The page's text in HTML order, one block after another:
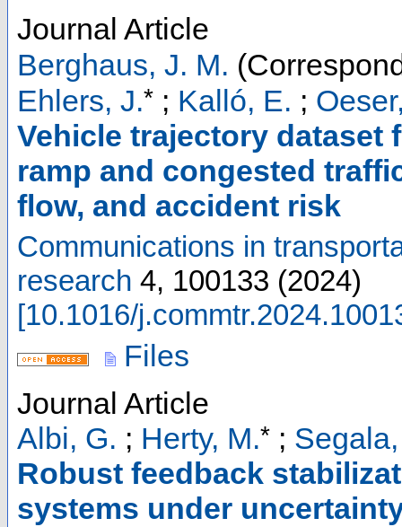
Journal Article
Berghaus, J. M.
Ehlers, J.* ; Kalló, E. ;
Vehicle trajectory
ramp and congested
flow, and accident risk
Communications in
research 4, 100133 (2024)
[10.1016/
Files
Journal Article
Albi, G. ; Herty, M.* ;
Robust feedback
systems under